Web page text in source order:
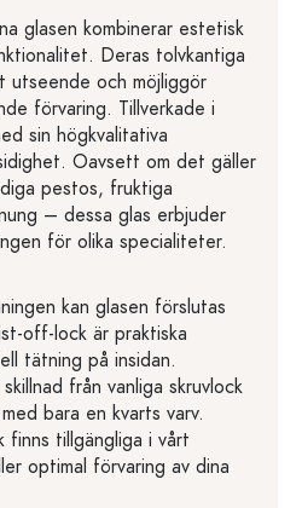
glasen kombinerar estetisk
Deras tolvkantiga
utseende och möjliggör
förvaring. Tillverkade i
sin högkvalitativa
Oavsett om det gäller
pestos, fruktiga
– dessa glas erbjuder
för olika specialiteter.
kan glasen förslutas
off-lock är praktiska
tätning på insidan.
från vanliga skruvlock
bara en kvarts varv.
finns tillgängliga i vårt
optimal förvaring av dina